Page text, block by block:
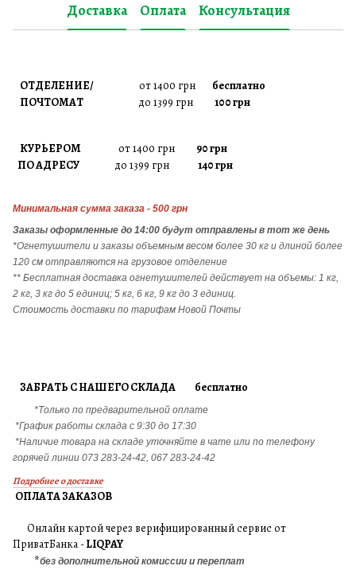
Доставка Оплата Консультация
ОТДЕЛЕНИЕ/ от 1400 грн бесплатно
ПОЧТОМАТ до 1399 грн 100 грн
КУРЬЕРОМ от 1400 грн 90 грн
ПО АДРЕСУ до 1399 грн 140 грн
Минимальная сумма заказа - 500 грн
Заказы оформленные до 14:00 будут отправлены в тот же день
*Огнетушители и заказы объемным весом более 30 кг и длиной более
120 см отправляются на грузовое отделение
** Бесплатная доставка огнетушителей действует на объемы: 1 кг,
2 кг, 3 кг до 5 единиц; 5 кг, 6 кг, 9 кг до 3 единиц.
Стоимость доставки по тарифам Новой Почты
ЗАБРАТЬ С НАШЕГО СКЛАДА бесплатно
*Только по предварительной оплате
*График работы склада с 9:30 до 17:30
*Наличие товара на складе уточняйте в чате или по телефону
горячей линии 073 283-24-42, 067 283-24-42
Подробнее о доставке
ОПЛАТА ЗАКАЗОВ
Онлайн картой через верифицированный сервис от
ПриватБанка -LIQPAY
*без дополнительной комиссии и переплат